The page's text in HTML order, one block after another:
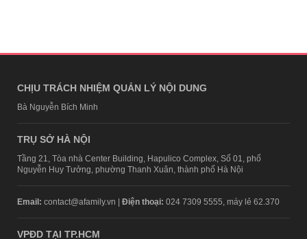
CHỊU TRÁCH NHIỆM QUẢN LÝ NỘI DUNG
Bà Nguyễn Bích Minh
TRỤ SỞ HÀ NỘI
Tầng 21, Tòa nhà Center Building, Hapulico Complex, Số 01, phố
Nguyễn Huy Tưởng, phường Thanh Xuân, thành phố Hà Nội
Email: contact@afamily.vn | Điện thoại: 024 7309 5555, máy lẻ 62.370
VPĐD TẠI TP.HCM